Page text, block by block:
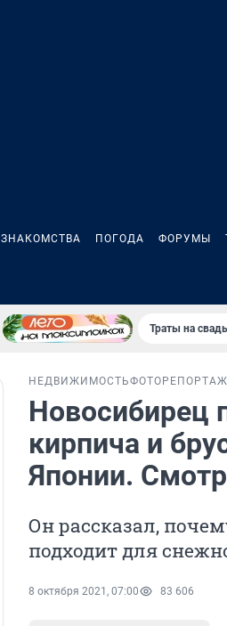
ЗНАКОМСТВА ПОГОДА ФОРУМЫ
Траты на
НЕДВИЖИМОСТЬФОТОРЕПОРТАЖ
Новосибирец
кирпича и
Японии.
Он рассказал,
подходит для
8 октября 2021, 07:00 83 606